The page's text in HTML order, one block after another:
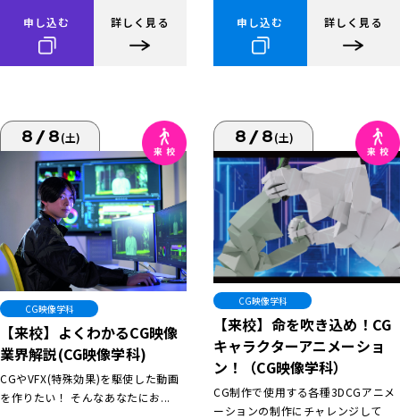
申し込む 詳しく見る 申し込む 詳しく見る
8/8(土)
CG映像学科
【来校】よくわかるCG映像
業界解説(CG映像学科)
CGやVFX(特殊効果)を駆使した動画
を作りたい！ そんなあなたにお...
8/8(土)
CG映像学科
【来校】命を吹き込め！CG
キャラクターアニメーショ
ン！（CG映像学科）
CG制作で使用する各種3DCGアニメ
ーションの制作にチャレンジして